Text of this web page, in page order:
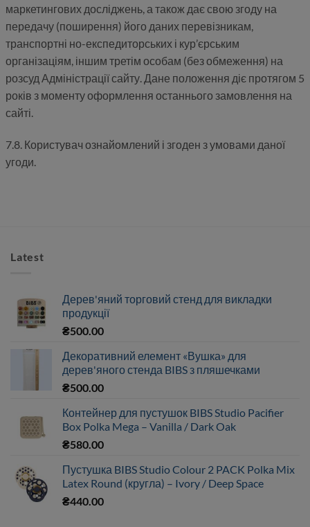
маркетингових досліджень, а також дає свою згоду на
передачу (поширення) його даних перевізникам,
транспортні но-експедиторських і кур’єрським
організаціям, іншим третім особам (без обмеження) на
розсуд Адміністрації сайту. Дане положення діє протягом 5
років з моменту оформлення останнього замовлення на
сайті.
7.8. Користувач ознайомлений і згоден з умовами даної
угоди.
Latest
Дерев'яний торговий стенд для викладки
продукції
₴500.00
Декоративний елемент «Вушка» для
дерев'яного стенда BIBS з пляшечками
₴500.00
Контейнер для пустушок BIBS Studio Pacifier
Box Polka Mega – Vanilla / Dark Oak
₴580.00
Пустушка BIBS Studio Colour 2 PACK Polka Mix
Latex Round (кругла) – Ivory / Deep Space
₴440.00